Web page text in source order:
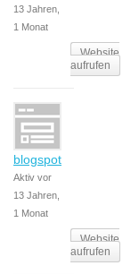
13 Jahren,
1 Monat
Website
aufrufen
blogspot
Aktiv vor
13 Jahren,
1 Monat
Website
aufrufen